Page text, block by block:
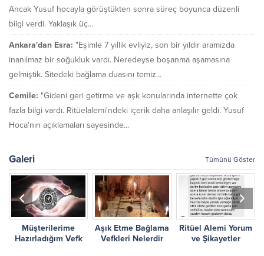
Ancak Yusuf hocayla görüştükten sonra süreç boyunca düzenli
bilgi verdi. Yaklaşık üç...
Ankara'dan Esra: "Eşimle 7 yıllık evliyiz, son bir yıldır aramızda
inanılmaz bir soğukluk vardı. Neredeyse boşanma aşamasına
gelmiştik. Sitedeki bağlama duasını temiz...
Cemile: "Gideni geri getirme ve aşk konularında internette çok
fazla bilgi vardı. Ritüelalemi'ndeki içerik daha anlaşılır geldi. Yusuf
Hoca'nın açıklamaları sayesinde...
Galeri Tümünü Göster
Müşterilerime
Hazırladığım Vefk
Aşık Etme Bağlama
Vefkleri Nelerdir
Ritüel Alemi Yorum
ve Şikayetler